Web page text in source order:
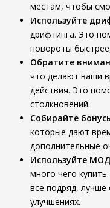
местам, чтобы
Используйте
дрифтинга. Это
повороты
Обратите
что делают ваши
действия. Это
столкновений.
Собирайте
которые дают
дополнительные
Используйте
много чего
все подряд, лучше
улучшениях.